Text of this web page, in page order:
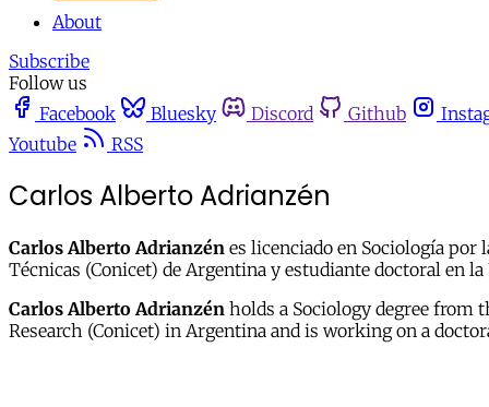
About
Subscribe
Follow us
Facebook
Bluesky Discord Github
Youtube
RSS
Carlos Alberto Adrianzén
Carlos Alberto Adrianzén es licenciado en Sociología por
Técnicas (Conicet) de Argentina y estudiante doctoral en
Carlos Alberto Adrianzén holds a Sociology degree
Research (Conicet) in Argentina and is working on a